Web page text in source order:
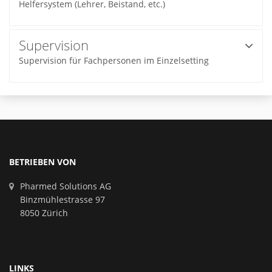
Helfersystem (Lehrer, Beistand, etc.)
Supervision
Supervision für Fachpersonen im Einzelsetting
BETRIEBEN VON
Pharmed Solutions AG
Binzmühlestrasse 97
8050 Zürich
LINKS